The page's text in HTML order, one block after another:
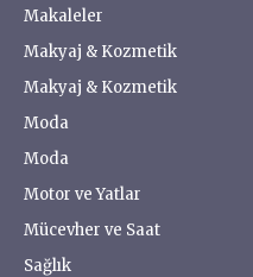
Makaleler
Makyaj & Kozmetik
Makyaj & Kozmetik
Moda
Moda
Motor ve Yatlar
Mücevher ve Saat
Sağlık